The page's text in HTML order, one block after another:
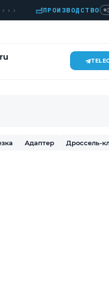
ПРОИЗВОДСТВО
Адаптер Дроссель-